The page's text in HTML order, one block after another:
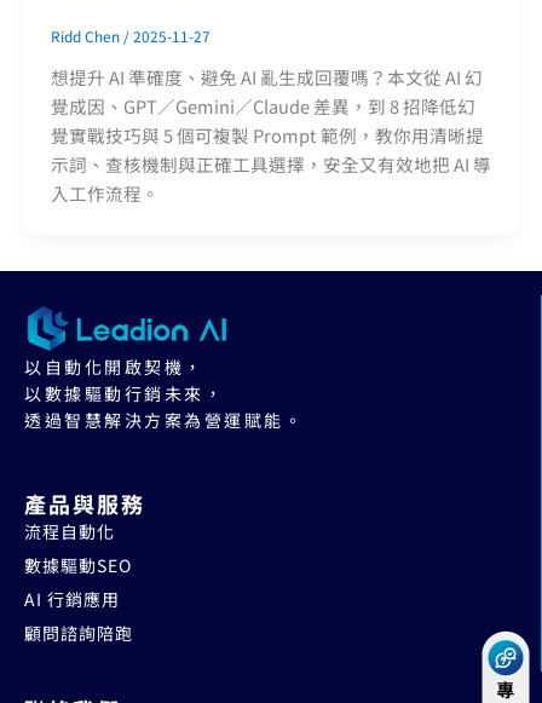
Ridd Chen /2025-11-27
想提升 AI 準確度、避免 AI 亂生成回覆嗎？本文從 AI 幻
覺成因、GPT／Gemini／Claude 差異，到 8 招降低幻
覺實戰技巧與 5 個可複製 Prompt 範例，教你用清晰提
示詞、查核機制與正確工具選擇，安全又有效地把 AI 導
入工作流程。
以自動化開啟契機，
以數據驅動行銷未來，
透過智慧解決方案為營運賦能。
產品與服務
流程自動化
數據驅動SEO
AI 行銷應用
顧問諮詢陪跑